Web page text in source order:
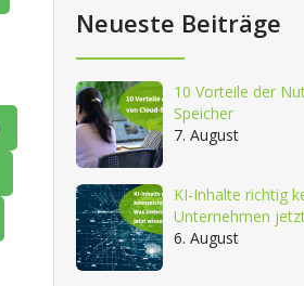
Neueste Beiträge
10 Vorteile der
Speicher
7. August
KI-Inhalte richtig
Unternehmen
6. August